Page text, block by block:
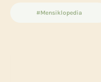
#Mensiklopedia